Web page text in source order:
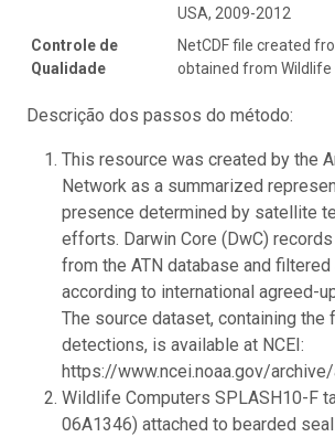
USA, 2009-2012
Controle de
Qualidade
NetCDF file created
obtained from Wildlife
Descrição dos passos do método:
This resource was created by the
Network as a summarized
presence determined by satellite
efforts. Darwin Core (DwC)
from the ATN database and
according to international agreed-
The source dataset, containing the
detections, is available at NCEI:
https://www.ncei.noaa.gov/
Wildlife Computers SPLASH10-F
06A1346) attached to bearded